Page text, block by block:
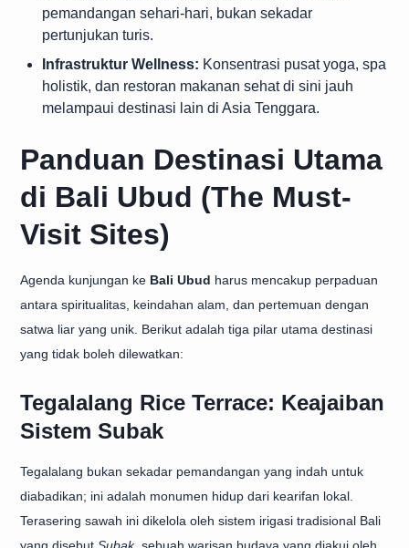
pemandangan sehari-hari, bukan sekadar
pertunjukan turis.
Infrastruktur Wellness: Konsentrasi pusat yoga, spa
holistik, dan restoran makanan sehat di sini jauh
melampaui destinasi lain di Asia Tenggara.
Panduan Destinasi Utama
di Bali Ubud (The Must-
Visit Sites)
Agenda kunjungan ke Bali Ubud harus mencakup perpaduan
antara spiritualitas, keindahan alam, dan pertemuan dengan
satwa liar yang unik. Berikut adalah tiga pilar utama destinasi
yang tidak boleh dilewatkan:
Tegalalang Rice Terrace: Keajaiban
Sistem Subak
Tegalalang bukan sekadar pemandangan yang indah untuk
diabadikan; ini adalah monumen hidup dari kearifan lokal.
Terasering sawah ini dikelola oleh sistem irigasi tradisional Bali